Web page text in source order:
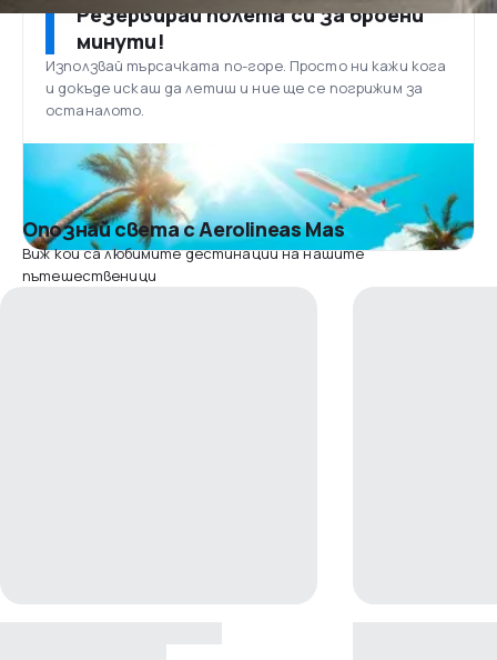
Резервирай полета си за броени
минути!
Използвай търсачката по-горе. Просто ни кажи кога
и докъде искаш да летиш и ние ще се погрижим за
останалото.
Опознай света с Aerolineas Mas
Виж кои са любимите дестинации на нашите
пътешественици